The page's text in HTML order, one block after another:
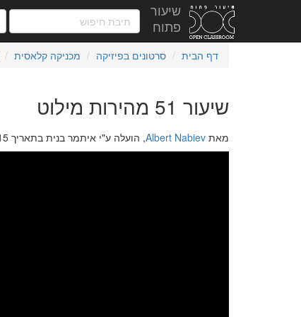
שיעור
פתוח
דף הבית סרטונים בפיזיקה מכניקה קלאסית
שיעור 51 מהירות מילוט
מאת Albert Nabiev, הועלה ע"י איתמר בנית בתאריך 15 במאי 2020